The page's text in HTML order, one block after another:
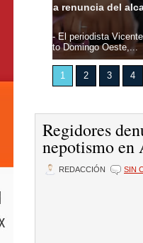
Autora Merlin
Santo Domingo, 8
Acevedo presentó
1 2 3 4
Regidores
nepotismo en
REDACCIÓN SIN